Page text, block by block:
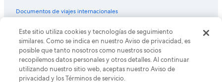
Documentos de viajes internacionales
© 2026 Expedia, Inc., una empresa de Expedia Group. Todos los
derechos reservados. Expedia y el logo de Expedia son marcas
registradas o marcas comerciales de Expedia, Inc. CST# 2029030-50.
Este sitio utiliza cookies y tecnologías de seguimiento
similares. Como se indica en nuestro Aviso de privacidad, es
posible que tanto nosotros como nuestros socios
recopilemos datos personales y otros detalles. Al continuar
utilizando nuestro sitio web, aceptas nuestro Aviso de
privacidad y los Términos de servicio.